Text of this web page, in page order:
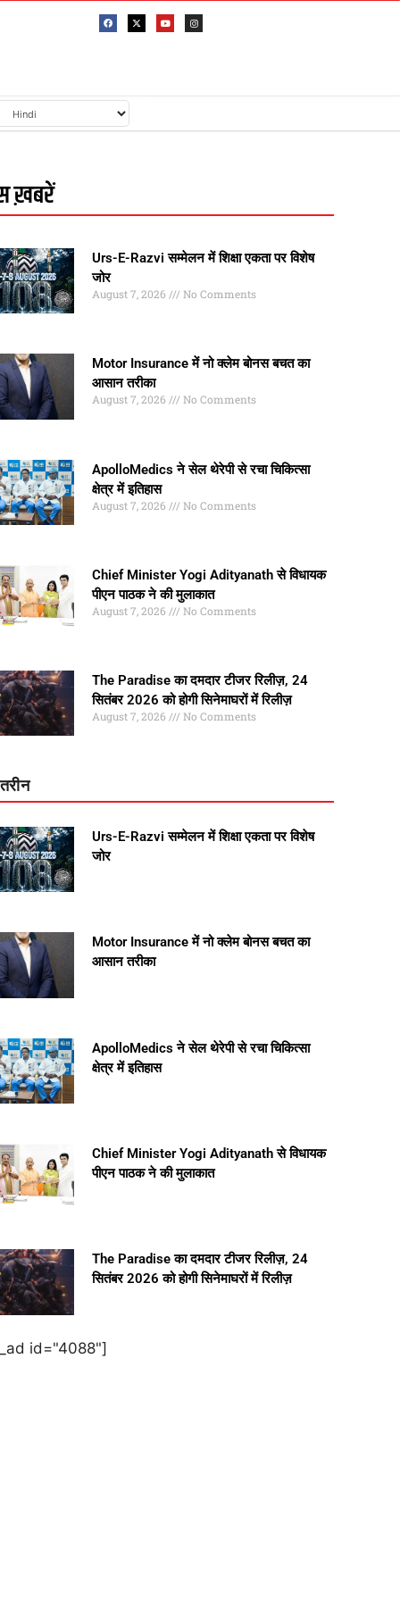
ख़बरें
Urs-E-Razvi सम्मेलन में शिक्षा एकता पर विशेष
जोर
August 7, 2026 No Comments
Motor Insurance में नो क्लेम बोनस बचत का
आसान तरीका
August 7, 2026 No Comments
ApolloMedics ने सेल थेरेपी से रचा चिकित्सा
क्षेत्र में इतिहास
August 7, 2026 No Comments
Chief Minister Yogi Adityanath से विधायक
पीएन पाठक ने की मुलाकात
August 7, 2026 No Comments
The Paradise का दमदार टीजर रिलीज़, 24
सितंबर 2026 को होगी सिनेमाघरों में रिलीज़
August 7, 2026 No Comments
Urs-E-Razvi सम्मेलन में शिक्षा एकता पर विशेष
जोर
Motor Insurance में नो क्लेम बोनस बचत का
आसान तरीका
ApolloMedics ने सेल थेरेपी से रचा चिकित्सा
क्षेत्र में इतिहास
Chief Minister Yogi Adityanath से विधायक
पीएन पाठक ने की मुलाकात
The Paradise का दमदार टीजर रिलीज़, 24
सितंबर 2026 को होगी सिनेमाघरों में रिलीज़
id="4088"]